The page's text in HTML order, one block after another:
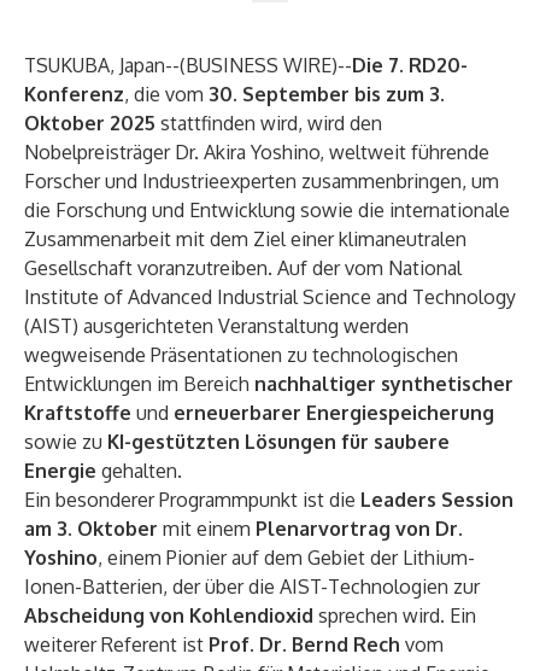
TSUKUBA, Japan--(BUSINESS WIRE)--Die 7. RD20-
Konferenz, die vom 30. September bis zum 3.
Oktober 2025 stattfinden wird, wird den
Nobelpreisträger Dr. Akira Yoshino, weltweit führende
Forscher und Industrieexperten zusammenbringen, um
die Forschung und Entwicklung sowie die internationale
Zusammenarbeit mit dem Ziel einer klimaneutralen
Gesellschaft voranzutreiben. Auf der vom National
Institute of Advanced Industrial Science and Technology
(AIST) ausgerichteten Veranstaltung werden
wegweisende Präsentationen zu technologischen
Entwicklungen im Bereich nachhaltiger synthetischer
Kraftstoffe und erneuerbarer Energiespeicherung
sowie zu KI-gestützten Lösungen für saubere
Energie gehalten.
Ein besonderer Programmpunkt ist die Leaders Session
am 3. Oktober mit einem Plenarvortrag von Dr.
Yoshino, einem Pionier auf dem Gebiet der Lithium-
Ionen-Batterien, der über die AIST-Technologien zur
Abscheidung von Kohlendioxid sprechen wird. Ein
weiterer Referent ist Prof. Dr. Bernd Rech vom